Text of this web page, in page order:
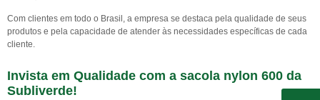
Com clientes em todo o Brasil, a empresa se destaca pela qualidade de seus
produtos e pela capacidade de atender às necessidades específicas de cada
cliente.
Invista em Qualidade com a sacola nylon 600 da
Subliverde!